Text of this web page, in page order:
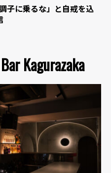
子に乗るな」と自戒を込
Kagurazaka